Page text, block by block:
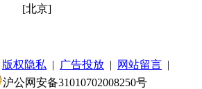
[北京]
版权隐私 | 广告投放 | 网站留言 |
沪公网安备31010702008250号